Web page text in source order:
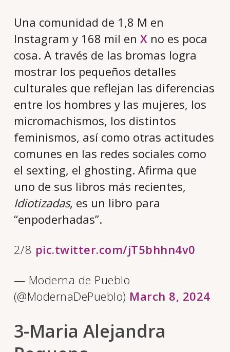
Una comunidad de 1,8 M en
Instagram y 168 mil en X no es poca
cosa. A través de las bromas logra
mostrar los pequeños detalles
culturales que reflejan las diferencias
entre los hombres y las mujeres, los
micromachismos, los distintos
feminismos, así como otras actitudes
comunes en las redes sociales como
el sexting, el ghosting. Afirma que
uno de sus libros más recientes,
Idiotizadas, es un libro para
“enpoderhadas”.
2/8 pic.twitter.com/jT5bhhn4v0
— Moderna de Pueblo
(@ModernaDePueblo) March 8, 2024
3-Maria Alejandra